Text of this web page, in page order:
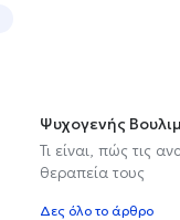
Ψυχογενής
Τι είναι, πώς τις
θεραπεία τους
Δες όλο το άρθρο